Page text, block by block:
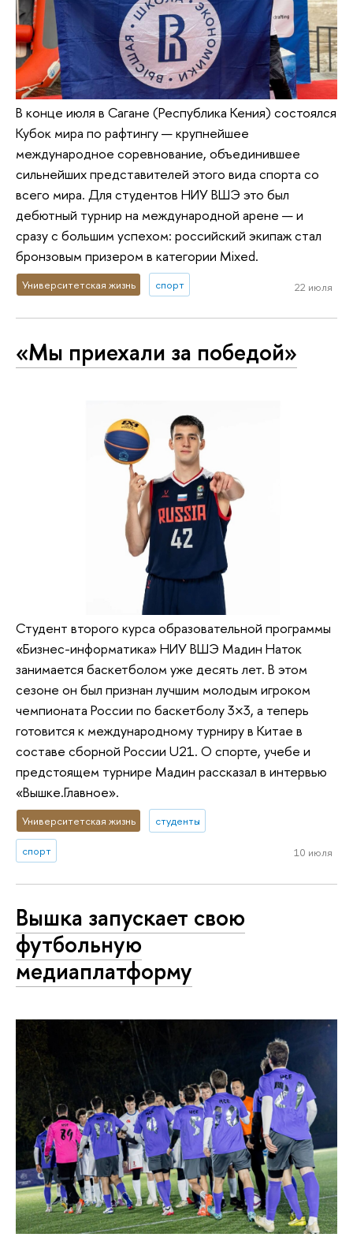
В конце июля в Сагане (Республика Кения) состоялся
Кубок мира по рафтингу — крупнейшее
международное соревнование, объединившее
сильнейших представителей этого вида спорта со
всего мира. Для студентов НИУ ВШЭ это был
дебютный турнир на международной арене — и
сразу с большим успехом: российский экипаж стал
бронзовым призером в категории Mixed.
Университетская жизнь спорт 22 июля
«Мы приехали за победой»
Студент второго курса образовательной программы
«Бизнес-информатика» НИУ ВШЭ Мадин Наток
занимается баскетболом уже десять лет. В этом
сезоне он был признан лучшим молодым игроком
чемпионата России по баскетболу 3×3, а теперь
готовится к международному турниру в Китае в
составе сборной России U21. О спорте, учебе и
предстоящем турнире Мадин рассказал в интервью
«Вышке.Главное».
Университетская жизнь студенты
спорт 10 июля
Вышка запускает свою
футбольную
медиаплатформу